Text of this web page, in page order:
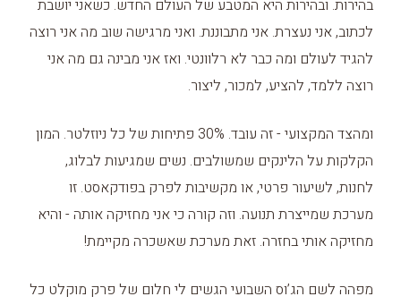
בהירות. ובהירות היא המטבע של העולם החדש. כשאני יושבת
לכתוב, אני נעצרת. אני מתבוננת. ואני מרגישה שוב מה אני רוצה
להגיד לעולם ומה כבר לא רלוונטי. ואז אני מבינה גם מה אני
רוצה ללמד, להציע, למכור, ליצור.
ומהצד המקצועי - זה עובד. 30% פתיחות של כל ניוזלטר. המון
הקלקות על הלינקים שמשולבים. נשים שמגיעות לבלוג,
לחנות, לשיעור פרטי, או מקשיבות לפרק בפודקאסט. זו
מערכת שמייצרת תנועה. וזה קורה כי אני מחזיקה אותה - והיא
מחזיקה אותי בחזרה. זאת מערכת שאשכרה מקיימת!
מפהה לשם הג’וס השבועי הגשים לי חלום של פרק מוקלט כל